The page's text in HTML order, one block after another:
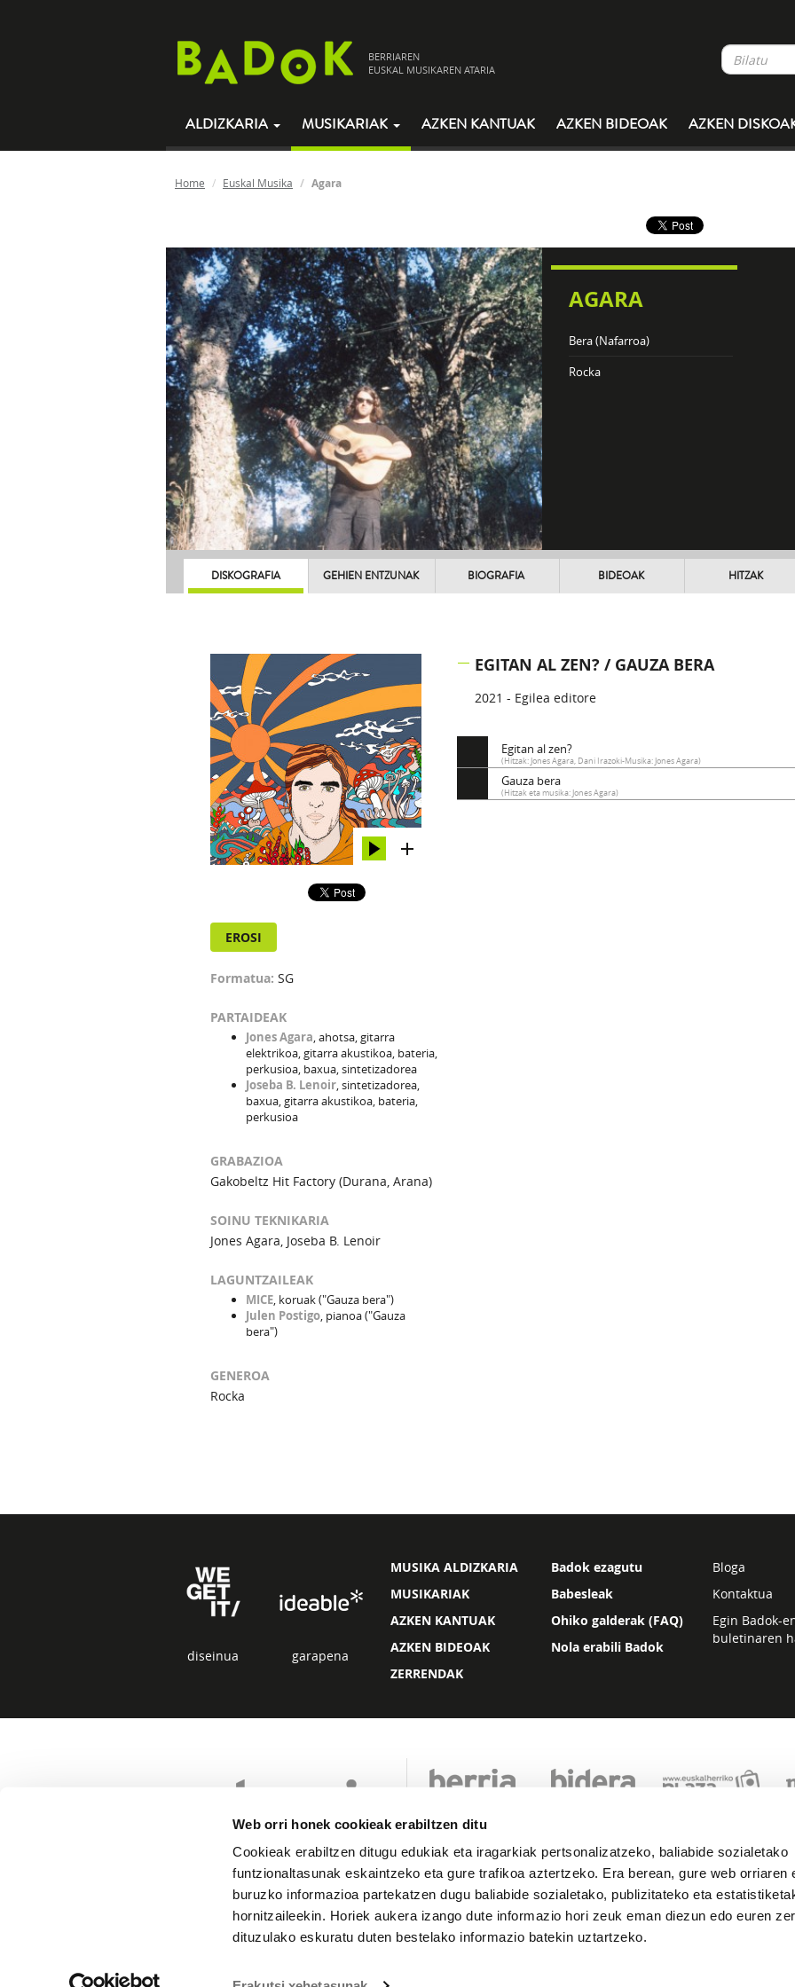
Web orri honek cookieak erabiltzen ditu
Cookieak erabiltzen ditugu edukiak eta iragarkiak pertsonalizatzeko, baliabide sozialetako
funtzionaltasunak eskaintzeko eta gure trafikoa aztertzeko. Era berean, gure web orriaren
buruzko informazioa partekatzen dugu baliabide sozialetako, publizitateko eta
hornitzaileekin. Horiek aukera izango dute informazio hori zeuk eman diezun edo euren
dituzulako eskuratu duten bestelako informazio batekin uztartzeko.
BERRIAREN
EUSKAL MUSIKAREN ATARIA
ALDIZKARIA MUSIKARIAK AZKEN KANTUAK AZKEN BIDEOAK AZKEN
Home Euskal Musika Agara
AGARA
Bera (Nafarroa)
Rocka
DISKOGRAFIA GEHIEN ENTZUNAK BIOGRAFIA BIDEOAK HITZAK
EROSI
Formatua: SG
PARTAIDEAK
Jones Agara, ahotsa, gitarra
elektrikoa, gitarra akustikoa, bateria,
perkusioa, baxua, sintetizadorea
Joseba B. Lenoir, sintetizadorea,
baxua, gitarra akustikoa, bateria,
perkusioa
GRABAZIOA
Gakobeltz Hit Factory (Durana, Arana)
SOINU TEKNIKARIA
Jones Agara, Joseba B. Lenoir
LAGUNTZAILEAK
MICE, koruak ("Gauza bera")
Julen Postigo, pianoa ("Gauza
bera")
GENEROA
Rocka
EGITAN AL ZEN? / GAUZA BERA
2021 - Egilea editore
Egitan al zen?
(Hitzak: Jones Agara, Dani Irazoki-Musika: Jones Agara)
Gauza bera
(Hitzak eta musika: Jones Agara)
diseinua garapena
MUSIKA ALDIZKARIA
MUSIKARIAK
AZKEN KANTUAK
AZKEN BIDEOAK
ZERRENDAK
Badok ezagutu
Babesleak
Ohiko galderak (FAQ)
Nola erabili Badok
Bloga
Kontaktua
Egin Badok-
buletinaren
Lege oharra Pribatutasuna Cookie politika